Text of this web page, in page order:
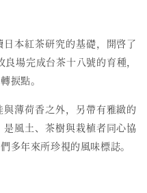
本紅茶研究的基礎，開啓了
場完成台茶十八號的育種，
捩點。
與薄荷香之外，另帶有雅緻的
風土、茶樹與栽植者同心協
多年來所珍視的風味標誌。